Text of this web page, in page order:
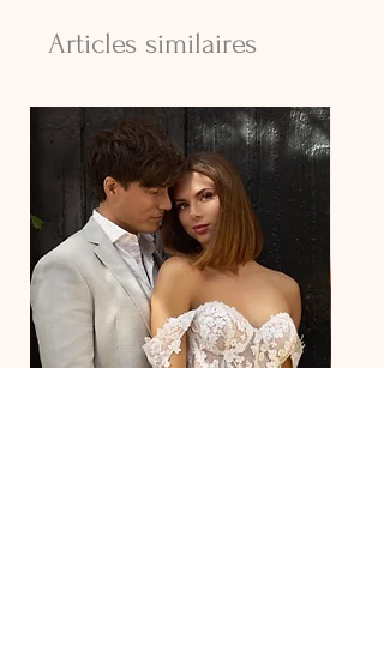
Articles similaires